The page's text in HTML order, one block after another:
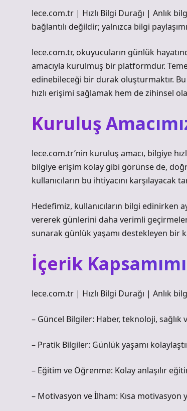
lece.com.tr | Hızlı Bilgi Durağı | Anlık
bağlantılı değildir; yalnızca bilgi
lece.com.tr, okuyucuların günlük
amacıyla kurulmuş bir platformdur.
edinebileceği bir durak oluşturmaktır.
hızlı erişimi sağlamak hem de zihinsel
Kuruluş
lece.com.tr’nin kuruluş amacı, bilgiye
bilgiye erişim kolay gibi görünse de,
kullanıcıların bu ihtiyacını
Hedefimiz, kullanıcıların bilgi edinirken
vererek günlerini daha verimli
sunarak günlük yaşamı destekleyen bir
İçerik
lece.com.tr | Hızlı Bilgi Durağı | Anlık
– Güncel Bilgiler: Haber, teknoloji, sağlık
– Pratik Bilgiler: Günlük yaşamı
– Eğitim ve Öğrenme: Kolay anlaşılır
– Motivasyon ve İlham: Kısa motivasyon